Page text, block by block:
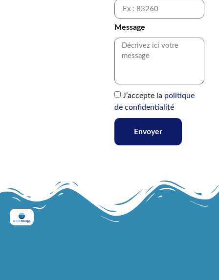
Message
J’accepte la politique
de confidentialité
Envoyer